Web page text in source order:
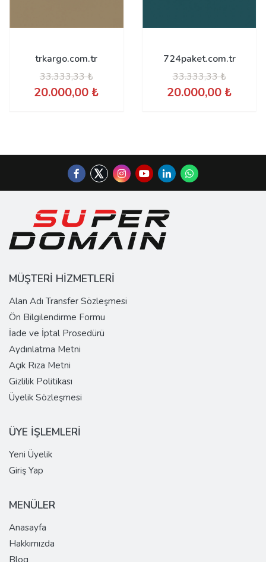
trkargo.com.tr
33.333,33 ₺
20.000,00 ₺
724paket.com.tr
33.333,33 ₺
20.000,00 ₺
MÜŞTERİ HİZMETLERİ
Alan Adı Transfer Sözleşmesi
Ön Bilgilendirme Formu
İade ve İptal Prosedürü
Aydınlatma Metni
Açık Rıza Metni
Gizlilik Politikası
Üyelik Sözleşmesi
ÜYE İŞLEMLERİ
Yeni Üyelik
Giriş Yap
MENÜLER
Anasayfa
Hakkımızda